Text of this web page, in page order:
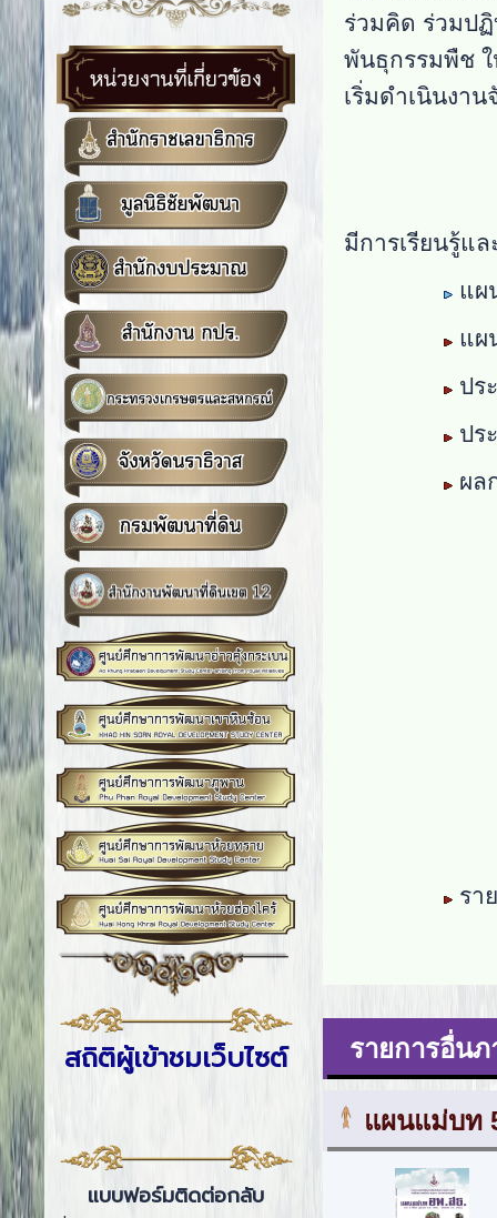
สถิติผู้เข้าชมเว็บไซต์
แบบฟอร์มติดต่อกลับ
ร่วมคิด ร่วมป
พันธุกรรมพืช
เริ่มดำเนินงา
มีการเรียนรู้แ
แผ
แผ
ปร
ปร
ผล
รา
รายการอื่น
แผนแม่บท